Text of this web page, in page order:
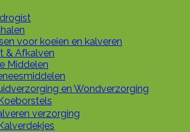
voor koeien en kalveren
& Afkalven
Middelen
en Wondverzorging
verzorging